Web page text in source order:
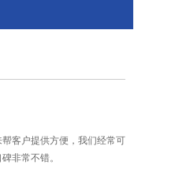
客户提供方便，我们经常可
非常不错。